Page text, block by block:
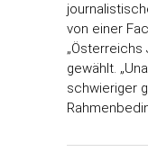
von einer
„Österreichs
gewählt.
schwieriger